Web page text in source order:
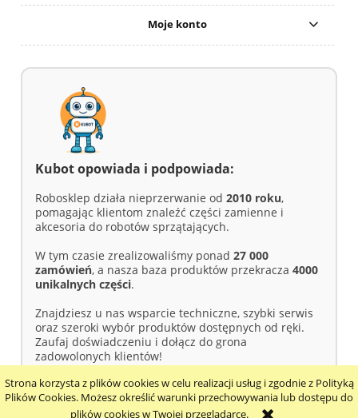
Strona korzysta z plików cookies w celu realizacji usług i zgodnie z Polityką
Plików Cookies. Możesz określić warunki przechowywania lub dostępu do
plików cookies w Twojej przeglądarce.
Moje konto
Kubot opowiada i podpowiada:
Robosklep działa nieprzerwanie od 2010 roku,
pomagając klientom znaleźć części zamienne i
akcesoria do robotów sprzątających.
W tym czasie zrealizowaliśmy ponad 27 000
zamówień, a nasza baza produktów przekracza 4000
unikalnych części.
Znajdziesz u nas wsparcie techniczne, szybki serwis
oraz szeroki wybór produktów dostępnych od ręki.
Zaufaj doświadczeniu i dołącz do grona
zadowolonych klientów!
pokaż pełną wersję strony